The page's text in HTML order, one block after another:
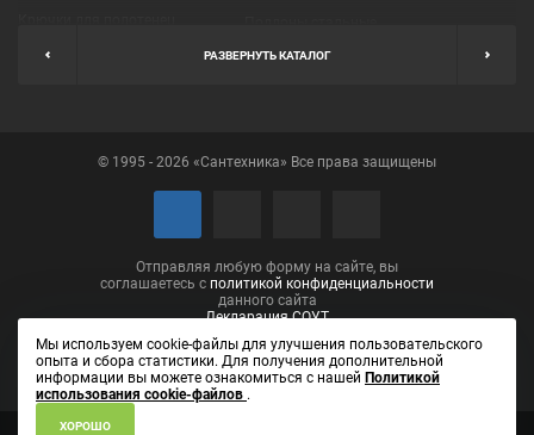
Мыльницы
Полотенцедержатели
Сушилки для белья
Пробки для ванн
РАЗВЕРНУТЬ КАТАЛОГ
© 1995 - 2026 «Сантехника» Все права защищены
Отправляя любую форму на сайте, вы
соглашаетесь с политикой конфиденциальности
данного сайта
Декларация СОУТ
ИП Лаптева Елена Вениаминовна ОГРН 304434531001090
Мы используем cookie-файлы для улучшения пользовательского
опыта и сбора статистики. Для получения дополнительной
информации вы можете ознакомиться с нашей Политикой
использования cookie-файлов .
ХОРОШО